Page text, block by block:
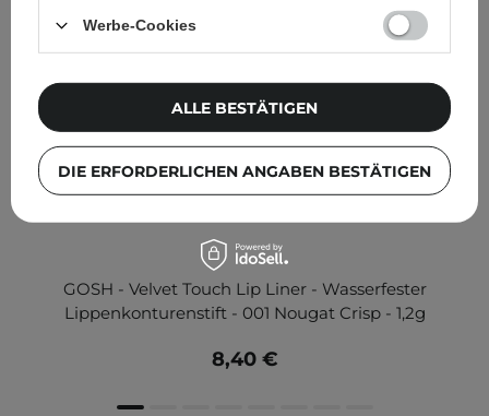
GOSH - Velvet Touch Lip Liner - Wasserfester
Lippenkonturenstift - 001 Nougat Crisp - 1,2g
8,40 €
Werbe-Cookies
DIE ERFORDERLICHEN ANGABEN BESTÄTIGEN
ALLE BESTÄTIGEN